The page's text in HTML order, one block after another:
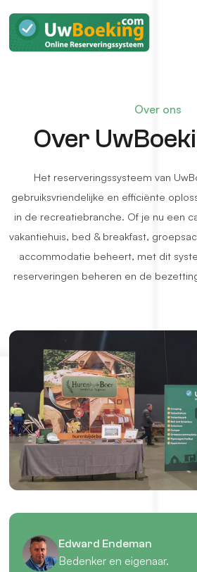
Over ons
Over
Het reserveringssysteem van
gebruiksvriendelijke en efficiënte
in de recreatiebranche. Of je nu een
vakantiehuis, bed & breakfast,
accommodatie beheert, met dit
reserveringen beheren en de
Edward Endeman
Bedenker en eigenaar.